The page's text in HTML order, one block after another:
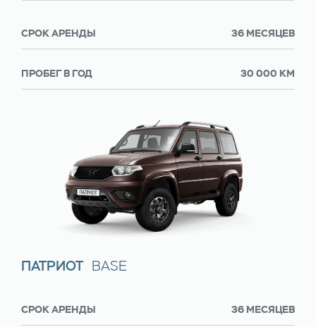
СРОК АРЕНДЫ 36 МЕСЯЦЕВ
ПРОБЕГ В ГОД 30 000 КМ
ПАТРИОТ BASE
СРОК АРЕНДЫ 36 МЕСЯЦЕВ